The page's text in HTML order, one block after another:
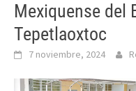
Mexiquense del
Tepetlaoxtoc
7 noviembre, 2024